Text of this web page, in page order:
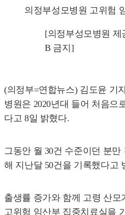
의정부성모병원 고위험
[의정부성모병원 제
B 금지]
(의정부=연합뉴스) 김도윤 기
병원은 2020년대 들어 처음으
다고 8일 밝혔다.
그동안 월 30건 수준이던 분
해 지난달 50건을 기록했다고
출생률 증가와 함께 고령 산모
고위험 임산부 집중치료실을